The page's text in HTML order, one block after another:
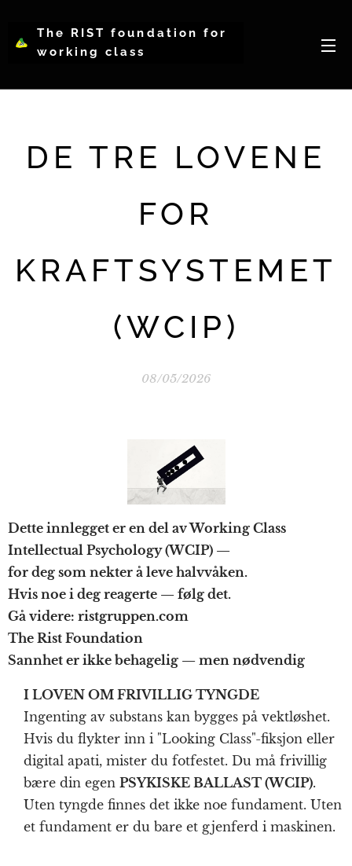
The RIST foundation for
working class
WCIP
DE TRE LOVENE
FOR
KRAFTSYSTEMET
(WCIP)
08/05/2026
Dette innlegget er en del av Working Class
Intellectual Psychology (WCIP) —
for deg som nekter å leve halvvåken.
Hvis noe i deg reagerte — følg det.
Gå videre: ristgruppen.com
The Rist Foundation
Sannhet er ikke behagelig — men nødvendig
I LOVEN OM FRIVILLIG TYNGDE
Ingenting av substans kan bygges på vektløshet.
Hvis du flykter inn i "Looking Class"-fiksjon eller
digital apati, mister du fotfestet. Du må frivillig
bære din egen PSYKISKE BALLAST (WCIP).
Uten tyngde finnes det ikke noe fundament. Uten
et fundament er du bare et gjenferd i maskinen.